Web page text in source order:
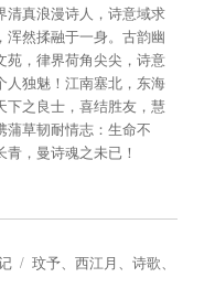
清真浪漫诗人，诗意域求
浑然揉融于一身。古韵幽
苑，律界荷角尖尖，诗意
人独魅！江南塞北，东海
下之良士，喜结胜友，慧
蒲草韧耐情志：生命不
，曼诗魂之未已！
标
玟予、西江月 、诗歌、